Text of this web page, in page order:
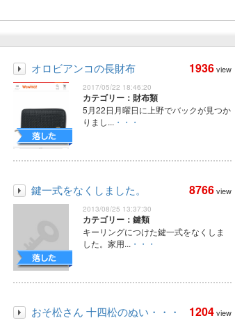
オロビアンコの長財布 1936view
2017/05/22 18:46:20
カテゴリー：財布類
5月22日月曜日に上野でバックが見つか
りまし... ・・・
鍵一式をなくしました。 8766view
2013/08/25 13:37:30
カテゴリー：鍵類
キーリングにつけた鍵一式をなくしま
した。家用... ・・・
おそ松さん 十四松のぬい・・・ 1204view